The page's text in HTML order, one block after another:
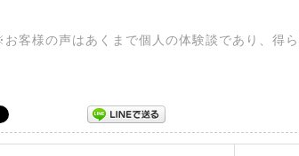
客様の声はあくまで個人の体験談であり、得